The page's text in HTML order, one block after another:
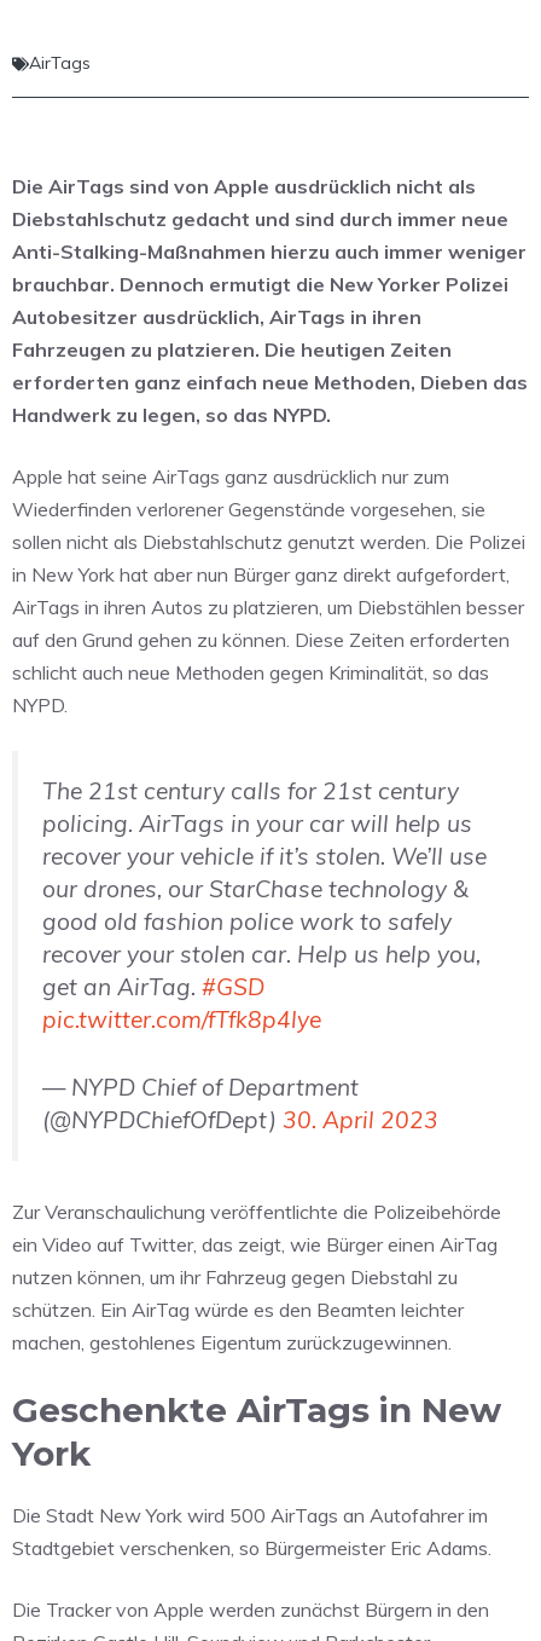
AirTags
Die AirTags sind von Apple ausdrücklich nicht als
Diebstahlschutz gedacht und sind durch immer neue
Anti-Stalking-Maßnahmen hierzu auch immer weniger
brauchbar. Dennoch ermutigt die New Yorker Polizei
Autobesitzer ausdrücklich, AirTags in ihren
Fahrzeugen zu platzieren. Die heutigen Zeiten
erforderten ganz einfach neue Methoden, Dieben das
Handwerk zu legen, so das NYPD.
Apple hat seine AirTags ganz ausdrücklich nur zum
Wiederfinden verlorener Gegenstände vorgesehen, sie
sollen nicht als Diebstahlschutz genutzt werden. Die Polizei
in New York hat aber nun Bürger ganz direkt aufgefordert,
AirTags in ihren Autos zu platzieren, um Diebstählen besser
auf den Grund gehen zu können. Diese Zeiten erforderten
schlicht auch neue Methoden gegen Kriminalität, so das
NYPD.
The 21st century calls for 21st century
policing. AirTags in your car will help us
recover your vehicle if it’s stolen. We’ll use
our drones, our StarChase technology &
good old fashion police work to safely
recover your stolen car. Help us help you,
get an AirTag. #GSD
pic.twitter.com/fTfk8p4lye
— NYPD Chief of Department
(@NYPDChiefOfDept) 30. April 2023
Zur Veranschaulichung veröffentlichte die Polizeibehörde
ein Video auf Twitter, das zeigt, wie Bürger einen AirTag
nutzen können, um ihr Fahrzeug gegen Diebstahl zu
schützen. Ein AirTag würde es den Beamten leichter
machen, gestohlenes Eigentum zurückzugewinnen.
Geschenkte AirTags in New
York
Die Stadt New York wird 500 AirTags an Autofahrer im
Stadtgebiet verschenken, so Bürgermeister Eric Adams.
Die Tracker von Apple werden zunächst Bürgern in den